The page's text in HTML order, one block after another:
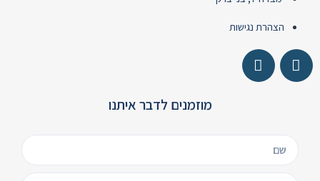
הצהרת נגישות
מוזמנים לדבר איתנו